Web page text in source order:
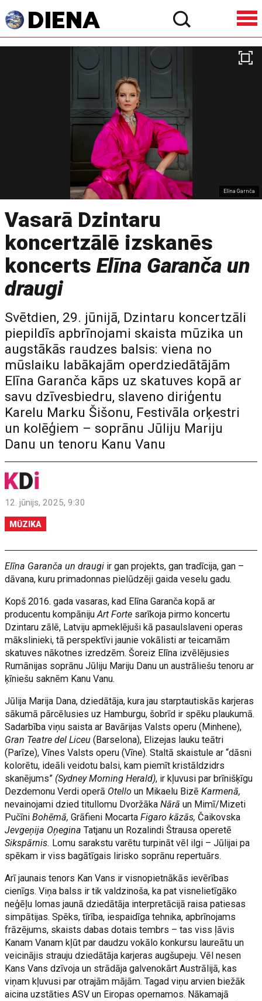
Elīna Garnča
Vasarā Dzintaru
koncertzālē izskanēs
koncertsElīna Garanča un
draugi
Svētdien, 29. jūnijā, Dzintaru koncertzāli
piepildīs apbrīnojami skaista mūzika un
augstākās raudzes balsis: viena no
mūslaiku labākajām operdziedātājām
Elīna Garanča kāps uz skatuves kopā ar
savu dzīvesbiedru, slaveno diriģentu
Karelu Marku Šišonu, Festivāla orķestri
un kolēģiem – soprānu Jūliju Mariju
Danu un tenoru Kanu Vanu
12. jūnijs, 2025, 9:30
MŪZIKA
Elīna Garanča un draugi ir gan projekts, gan tradīcija, gan –
dāvana, kuru primadonnas pielūdzēji gaida veselu gadu.
Kopš 2016. gada vasaras, kad Elīna Garanča kopā ar
producentu kompānijuArt Forte sarīkoja pirmo koncertu
Dzintaru zālē, Latviju apmeklējuši kā pasaulslaveni operas
mākslinieki, tā perspektīvi jaunie vokālisti ar teicamām
skatuves nākotnes izredzēm. Šoreiz Elīna izvēlējusies
Rumānijas soprānu Jūliju Mariju Danu un austrāliešu tenoru ar
ķīniešu saknēm Kanu Vanu.
Jūlija Marija Dana, dziedātāja, kura jau starptautiskās karjeras
sākumā pārcēlusies uz Hamburgu, šobrīd ir spēku plaukumā.
Sadarbība viņu saista ar Bavārijas Valsts operu (Minhene),
Gran Teatre del Liceu (Barselona), Elizejas lauku teātri
(Parīze), Vīnes Valsts operu (Vīne). Staltā skaistule ar “dāsni
kolorētu, ideāli veidotu balsi, kam piemīt kristāldzidrs
skanējums” (Sydney Morning Herald), ir kļuvusi par brīnišķīgu
Dezdemonu Verdi operā Otello un Mikaelu BizēKarmenā,
nevainojami dzied titullomu Dvoržāka Nārā un Mimī/Mizeti
Pučīni Bohēmā, Grāfieni MocartaFigaro kāzās, Čaikovska
Jevgeņija Oņegina Tatjanu un Rozalindi Štrausa operetē
Sikspārnis. Lomu sarakstu varētu turpināt vēl ilgi – Jūlijai pa
spēkam ir viss bagātīgais lirisko soprānu repertuārs.
Arī jaunais tenors Kan Vans ir visnopietnākās ievērības
cienīgs. Viņa balss ir tik valdzinoša, ka pat visnelietīgāko
neģēļu lomas jaunā dziedātāja interpretācijā raisa patiesas
simpātijas. Spēks, tīrība, iespaidīga tehnika, apbrīnojams
frāzējums, skaists dabas dotais tembrs – tas viss ļāvis
Kanam Vanam kļūt par daudzu vokālo konkursu laureātu un
veicinājis strauju dziedātāja karjeras augšupeju. Vēl nesen
Kans Vans dzīvoja un strādāja galvenokārt Austrālijā, kas
viņam kļuvusi par otrajām mājām. Tagad viņu arvien biežāk
aicina uzstāties ASV un Eiropas opernamos. Nākamajā